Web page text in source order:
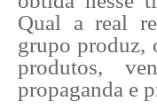
Qual a real
grupo produz,
produtos,
propaganda e